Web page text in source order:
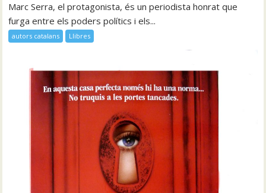
Marc Serra, el protagonista, és un periodista honrat que
furga entre els poders polítics i els...
autors catalans Llibres